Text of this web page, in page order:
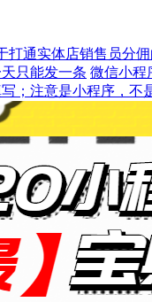
打通实体店销售员分
只能发一条 微信小程
；注意是小程序，不